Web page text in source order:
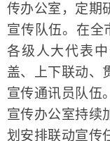
传办公室，定期
宣传队伍。在全
各级人大代表
盖、上下联动、
宣传通讯员队伍
宣传办公室持续
划安排联动宣传